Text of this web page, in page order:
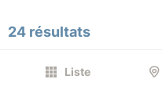
24 résultats
Liste